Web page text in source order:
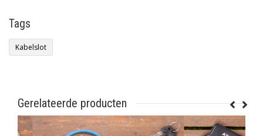
Tags
Kabelslot
Gerelateerde producten